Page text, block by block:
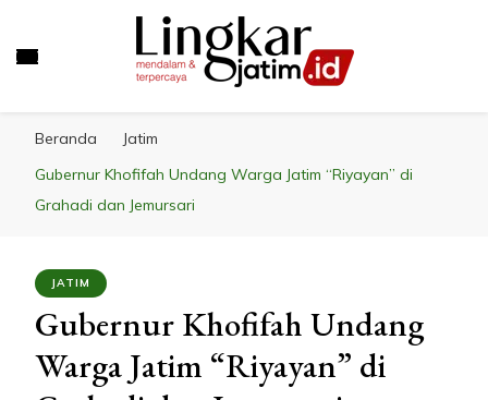
Beranda
Jatim
Gubernur Khofifah Undang Warga Jatim “Riyayan” di
Grahadi dan Jemursari
JATIM
Gubernur Khofifah Undang
Warga Jatim “Riyayan” di